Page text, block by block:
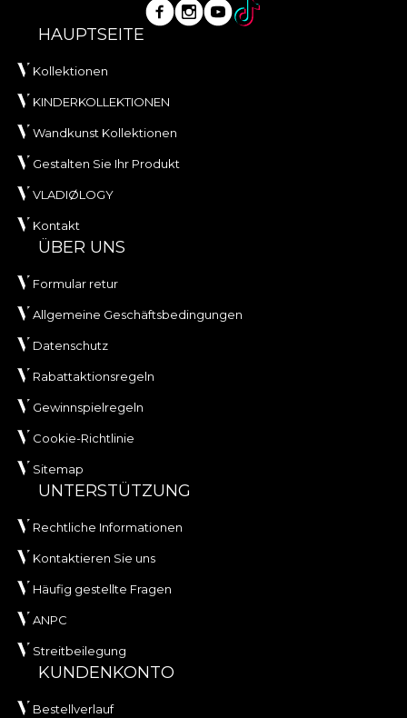
HAUPTSEITE
Kollektionen
KINDERKOLLEKTIONEN
Wandkunst Kollektionen
Gestalten Sie Ihr Produkt
VLADIØLOGY
Kontakt
ÜBER UNS
Formular retur
Allgemeine Geschäftsbedingungen
Datenschutz
Rabattaktionsregeln
Gewinnspielregeln
Cookie-Richtlinie
Sitemap
UNTERSTÜTZUNG
Rechtliche Informationen
Kontaktieren Sie uns
Häufig gestellte Fragen
ANPC
Streitbeilegung
KUNDENKONTO
Bestellverlauf